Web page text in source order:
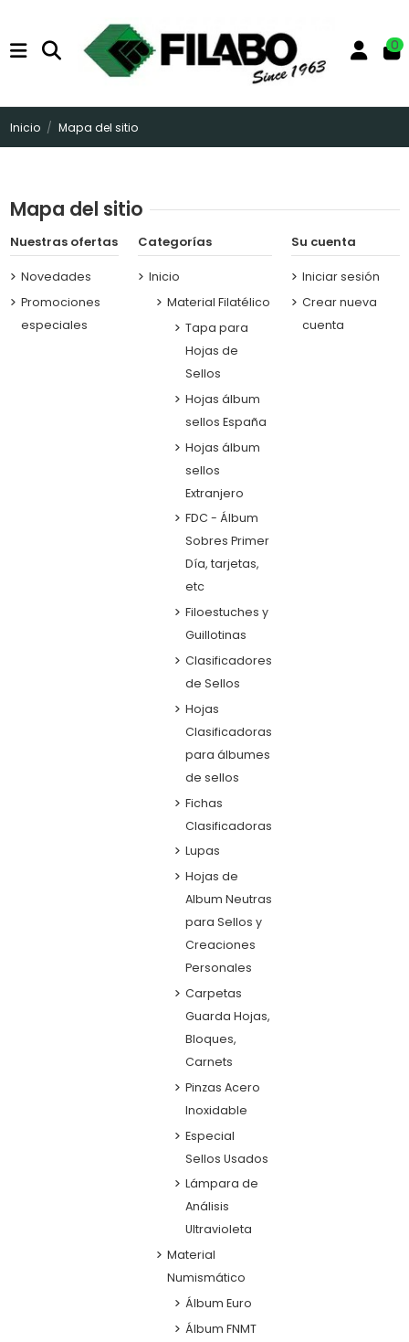
0
Inicio Mapa del sitio
Mapa del sitio
Nuestras ofertas
Novedades
Promociones
especiales
Categorías
Inicio
Material Filatélico
Tapa para
Hojas de
Sellos
Hojas álbum
sellos España
Hojas álbum
sellos
Extranjero
FDC - Álbum
Sobres Primer
Día, tarjetas,
etc
Filoestuches y
Guillotinas
Clasificadores
de Sellos
Hojas
Clasificadoras
para álbumes
de sellos
Fichas
Clasificadoras
Lupas
Hojas de
Album Neutras
para Sellos y
Creaciones
Personales
Carpetas
Guarda Hojas,
Bloques,
Carnets
Pinzas Acero
Inoxidable
Especial
Sellos Usados
Lámpara de
Análisis
Ultravioleta
Material
Numismático
Álbum Euro
Álbum FNMT
Su cuenta
Iniciar sesión
Crear nueva
cuenta